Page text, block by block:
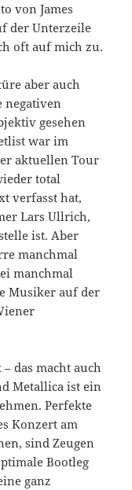
von James
der Unterzeile
oft auf mich zu.
aber auch
negativen
gesehen
war im
aktuellen Tour
total
verfasst hat,
Lars Ullrich,
ist. Aber
manchmal
manchmal
Musiker auf der
das macht auch
Metallica ist ein
Perfekte
Konzert am
sind Zeugen
Bootleg
ganz